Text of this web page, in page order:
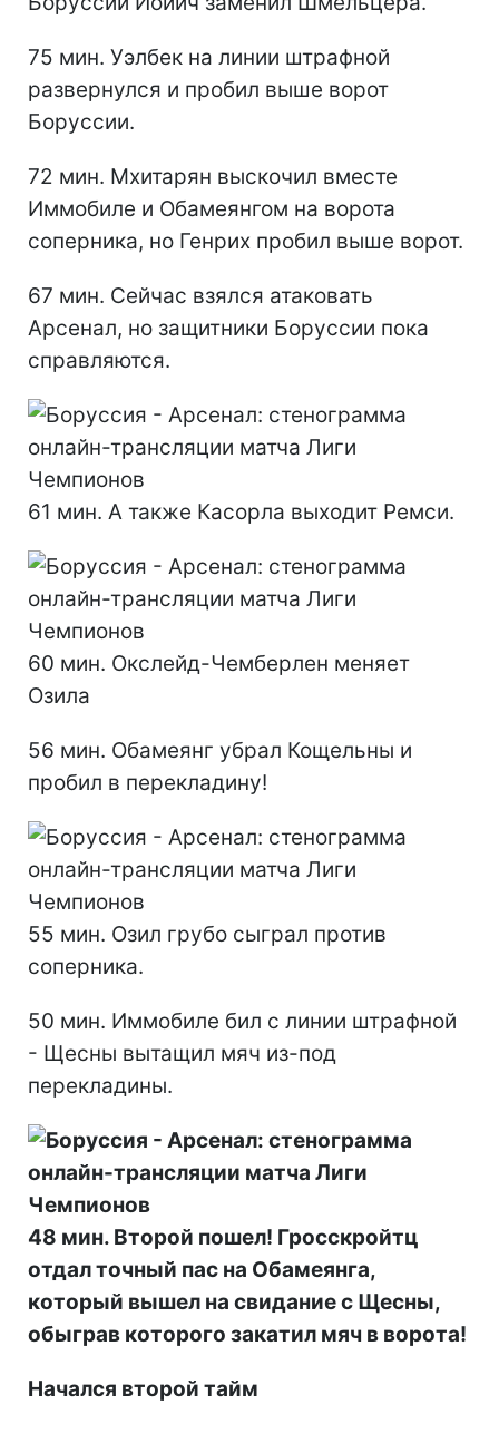
75 мин. Уэлбек на линии штрафной
развернулся и пробил выше ворот
Боруссии.
72 мин. Мхитарян выскочил вместе
Иммобиле и Обамеянгом на ворота
соперника, но Генрих пробил выше ворот.
67 мин. Сейчас взялся атаковать
Арсенал, но защитники Боруссии пока
справляются.
61 мин. А также Касорла выходит Ремси.
60 мин. Окслейд-Чемберлен меняет
Озила
56 мин. Обамеянг убрал Кощельны и
пробил в перекладину!
55 мин. Озил грубо сыграл против
соперника.
50 мин. Иммобиле бил с линии штрафной
- Щесны вытащил мяч из-под
перекладины.
48 мин. Второй пошел! Гросскройтц
отдал точный пас на Обамеянга,
который вышел на свидание с Щесны,
обыграв которого закатил мяч в ворота!
Начался второй тайм